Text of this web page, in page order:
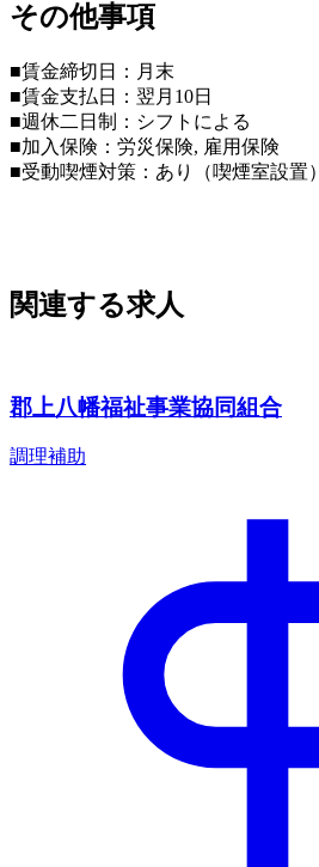
その他事項
■賃金締切日：月末
■賃金支払日：翌月10日
■週休二日制：シフトによる
■加入保険：労災保険, 雇用保険
■受動喫煙対策：あり（喫煙室設置）
関連する求人
郡上八幡福祉事業協同組合
調理補助